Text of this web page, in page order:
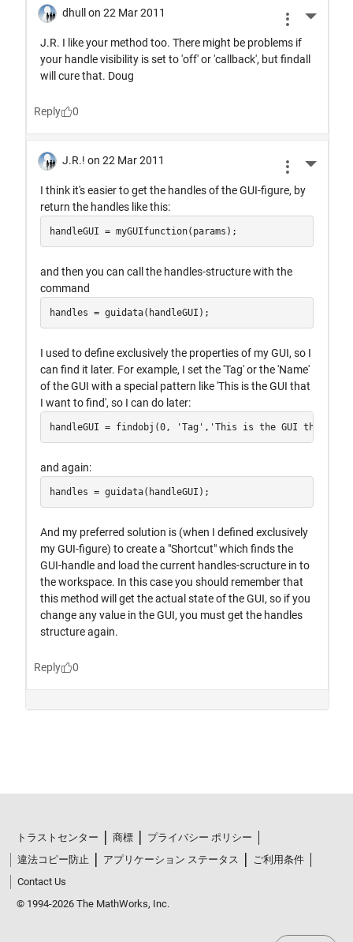
トラストセンター 商標
プライバシー ポリシー
違法コピー防止
アプリケーション ステータス
ご利用条件
Contact Us
© 1994-2026 The MathWorks, Inc.